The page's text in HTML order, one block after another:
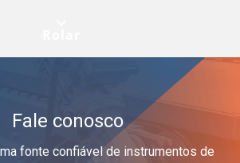
Fale conosco
fonte confiável de instrumentos de